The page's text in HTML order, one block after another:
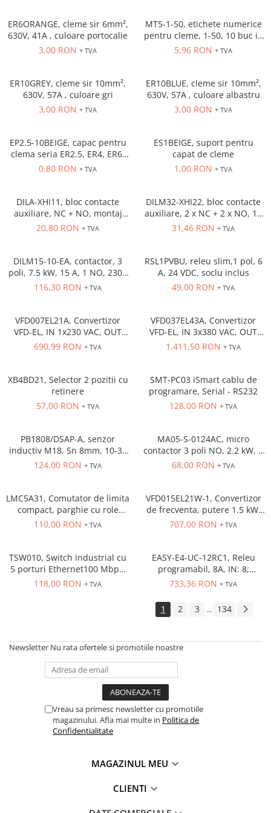
Router si switch-uri industriale
Afisoare digitale
Senzori fotoelectrici
Senzori inductivi
Senzori magnetici-rezistivi
TRIO-PS
TRIO-UPS
Butoane si accesorii
Lampa multi LED
pentru motor
Direct-On-Line Starters
Cleme sir
Accesorii cleme
Cleme 2.5mm
Cleme 4mm
ER6ORANGE, cleme sir 6mm²,
630V, 41A , culoare portocalie
3,00 RON + TVA
MT5-1-50, etichete numerice
pentru cleme, 1-50, 10 buc in
cutie
5,96 RON + TVA
ER10GREY, cleme sir 10mm²,
630V, 57A , culoare gri
3,00 RON + TVA
ER10BLUE, cleme sir 10mm²,
630V, 57A , culoare albastru
3,00 RON + TVA
EP2.5-10BEIGE, capac pentru
clema seria ER2.5, ER4, ER6,
ER10 Beige
0,80 RON + TVA
ES1BEIGE, suport pentru
capat de cleme
1,00 RON + TVA
DILA-XHI11, bloc contacte
auxiliare, NC + NO, montaj
frontal
20,80 RON + TVA
DILM32-XHI22, bloc contacte
auxiliare, 2 x NC + 2 x NO, 16
A, montaj frontal
31,46 RON + TVA
DILM15-10-EA, contactor, 3
poli, 7.5 kW, 15 A, 1 NO, 230V
AC
116,30 RON + TVA
RSL1PVBU, releu slim,1 pol, 6
A, 24 VDC, soclu inclus
49,00 RON + TVA
VFD007EL21A, Convertizor
VFD-EL, IN 1x230 VAC, OUT
3x230 VAC, 0.75 kW, 4.2 A,
inclus
690,99 RON + TVA
VFD037EL43A, Convertizor
VFD-EL, IN 3x380 VAC, OUT
3x380 VAC, 3.7kW, 8.2 A,
inclus
1.411,50 RON + TVA
XB4BD21, Selector 2 pozitii cu
retinere
57,00 RON + TVA
SMT-PC03 iSmart cablu de
programare, Serial - RS232
128,00 RON + TVA
PB1808/DSAP-A, senzor
inductiv M18, Sn 8mm, 10-36
VDC, ecranat NO, PNP,
124,00 RON + TVA
MA05-S-0124AC, micro
contactor 3 poli NO, 2.2 kW, 5
A, Aux Cont 1NC , bobina 24 V
68,00 RON + TVA
LMC5A31, Comutator de limita
compact, parghie cu role
NO+NC, corp metalic cu
110,00 RON + TVA
VFD015EL21W-1, Convertizor
de frecventa, putere 1.5 kW,
7.5 A, IN: 1 x 230 VAC, OUT: 3
707,00 RON + TVA
TSW010, Switch industrial cu
5 porturi Ethernet100 Mbps,
montaj pe sina
118,00 RON + TVA
EASY-E4-UC-12RC1, Releu
programabil, 8A, IN: 8;
Int.analogica: 4
733,36 RON + TVA
1 2 3 ... 134
Newsletter Nu rata ofertele si promotiile noastre
Vreau sa primesc newsletter cu promotiile
magazinului. Afla mai multe in Politica de
Confidentialitate
MAGAZINUL MEU
CLIENTI